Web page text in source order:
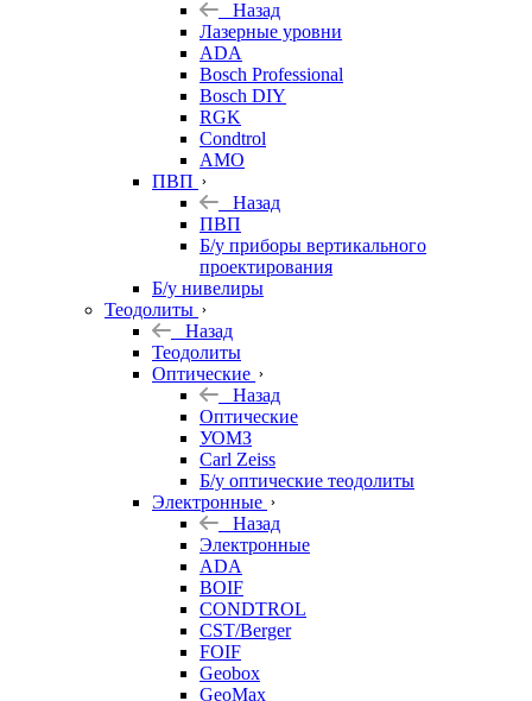
Назад
Лазерные уровни
ADA
Bosch Professional
Bosch DIY
RGK
Condtrol
AMO
ПВП
Назад
ПВП
Б/у приборы вертикального
проектирования
Б/у нивелиры
Теодолиты
Назад
Теодолиты
Оптические
Назад
Оптические
УОМЗ
Carl Zeiss
Б/у оптические теодолиты
Электронные
Назад
Электронные
ADA
BOIF
CONDTROL
CST/Berger
FOIF
Geobox
GeoMax